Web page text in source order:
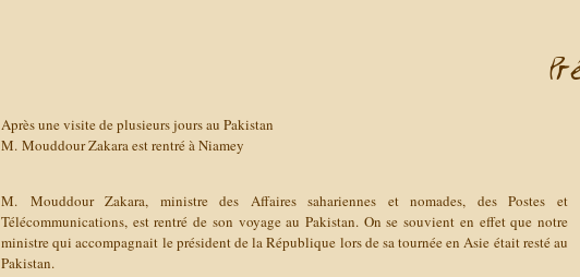
Après une visite de plusieurs jours au Pakistan
M. Mouddour Zakara est rentré à Niamey
M. Mouddour Zakara, ministre des Affaires sahariennes et nomades, des Postes et
Télécommunications, est rentré de son voyage au Pakistan. On se souvient en effet que notre
ministre qui accompagnait le président de la République lors de sa tournée en Asie était resté au
Pakistan.